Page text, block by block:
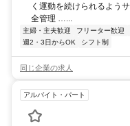
く運動を続けられるよう
全管理 …...
主婦・主夫歓迎 フリーター歓迎
週2・3日からOK
シフト制
同じ企業の求人
アルバイト・パート